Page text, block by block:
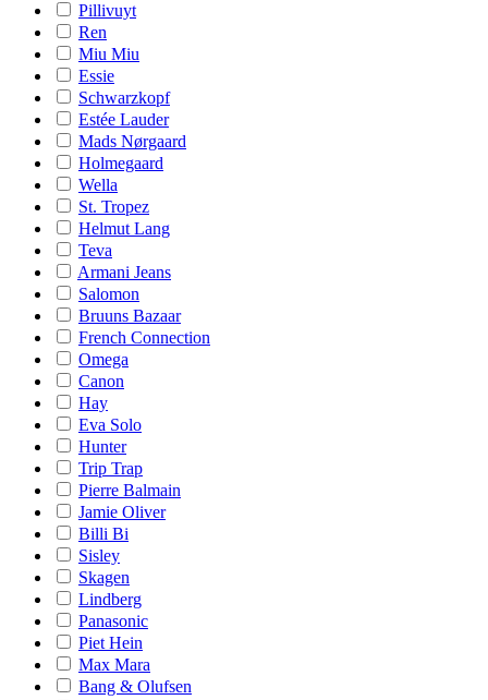
Pillivuyt
Ren
Miu Miu
Essie
Schwarzkopf
Estée Lauder
Mads Nørgaard
Holmegaard
Wella
St. Tropez
Helmut Lang
Teva
Armani Jeans
Salomon
Bruuns Bazaar
French Connection
Omega
Canon
Hay
Eva Solo
Hunter
Trip Trap
Pierre Balmain
Jamie Oliver
Billi Bi
Sisley
Skagen
Lindberg
Panasonic
Piet Hein
Max Mara
Bang & Olufsen